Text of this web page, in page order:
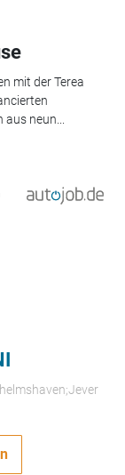
mit der Terea
neun...